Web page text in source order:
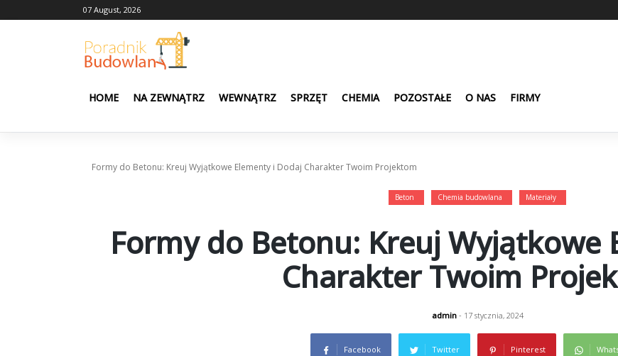
to
07 August, 2026
HOME NA ZEWNĄTRZ WEWNĄTRZ SPRZĘT CHEMIA POZOSTAŁE O NAS FIRMY
Formy do Betonu: Kreuj Wyjątkowe Elementy i Dodaj Charakter Twoim Projektom
Beton Chemia budowlana Materiały
Formy do Betonu: Kreuj Wyjątkowe
Charakter Twoim
admin- 17 stycznia, 2024
Facebook Twitter Pinterest